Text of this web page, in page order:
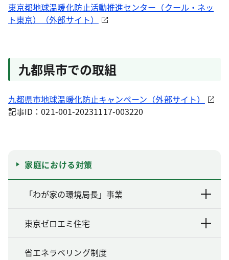
東京都地球温暖化防止活動推進センター（クール・ネッ
ト東京）（外部サイト）
九都県市での取組
九都県市地球温暖化防止キャンペーン（外部サイト）
記事ID：021-001-20231117-003220
家庭における対策
「わが家の環境局長」事業
東京ゼロエミ住宅
省エネラベリング制度